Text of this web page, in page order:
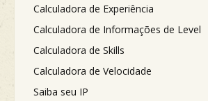
Calculadora de Experiência
Calculadora de Informações de Level
Calculadora de Skills
Calculadora de Velocidade
Saiba seu IP